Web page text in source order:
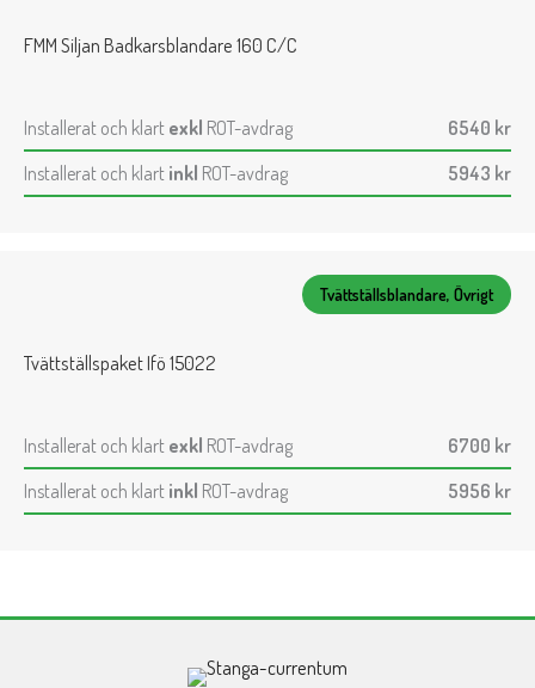
FMM Siljan Badkarsblandare 160 C/C
Installerat och klart exkl ROT-avdrag 6540 kr
Installerat och klart inkl ROT-avdrag 5943 kr
Tvättställsblandare, Övrigt
Tvättställspaket Ifö 15022
Installerat och klart exkl ROT-avdrag 6700 kr
Installerat och klart inkl ROT-avdrag 5956 kr